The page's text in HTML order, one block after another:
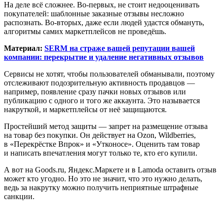
На деле всё сложнее. Во-первых, не стоит недооценивать
покупателей: шаблонные заказные отзывы несложно
распознать. Во-вторых, даже если людей удастся обмануть,
алгоритмы самих маркетплейсов не проведёшь.
Материал: SERM на страже вашей репутации вашей
компании: перекрытие и удаление негативных отзывов
Сервисы не хотят, чтобы пользователей обманывали, поэтому
отслеживают подозрительную активность продавцов —
например, появление сразу пачки новых отзывов или
публикацию с одного и того же аккаунта. Это называется
накруткой, и маркетплейсы от неё защищаются.
Простейший метод защиты — запрет на размещение отзыва
на товар без покупки. Он действует на Ozon, Wildberries,
в «Перекрёстке Впрок» и «Утконосе». Оценить там товар
и написать впечатления могут только те, кто его купили.
А вот на Goods.ru, Яндекс.Маркете и в Lamoda оставить отзыв
может кто угодно. Но это не значит, что это нужно делать,
ведь за накрутку можно получить неприятные штрафные
санкции.